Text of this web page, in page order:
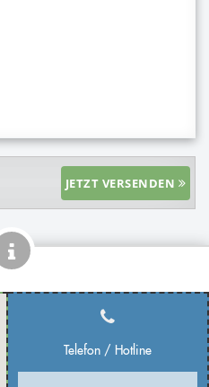
JETZT VERSENDEN
Telefon / Hotline